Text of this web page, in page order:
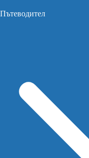
Пътеводител